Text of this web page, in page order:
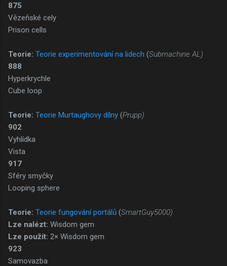
875
Vězeňské cely
Prison cells
Teorie: Teorie experimentování na lidech (Submachine AL)
888
Hyperkrychle
Cube loop
Teorie: Teorie Murtaughovy dílny (Prupp)
902
Vyhlídka
Vista
917
Sféry smyčky
Looping sphere
Teorie: Teorie fungování portálů (SmartGuy5000)
Lze nalézt: Wisdom gem
Lze použít: 2× Wisdom gem
923
Samovazba